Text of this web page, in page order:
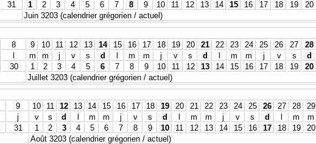
31 1 2 3 4 5 6 7 8 9 10 11 12 13 14 15 16 17 18 19 20
Juin 3203 (calendrier grégorien / actuel)
8 9 10 11 12 13 14 15 16 17 18 19 20 21 22 23 24 25 26 27 28
l m m j v s d l m m j v s d l m m j v s d
30 1 2 3 4 5 6 7 8 9 10 11 12 13 14 15 16 17 18 19 20
Juillet 3203 (calendrier grégorien / actuel)
9 10 11 12 13 14 15 16 17 18 19 20 21 22 23 24 25 26 27 28 29
j v s d m m j v s d m m j v s d m m
31 1 2 3 4 5 6 7 8 9 10 11 12 13 14 15 16 17 18 19 20
Août 3203 (calendrier grégorien / actuel)